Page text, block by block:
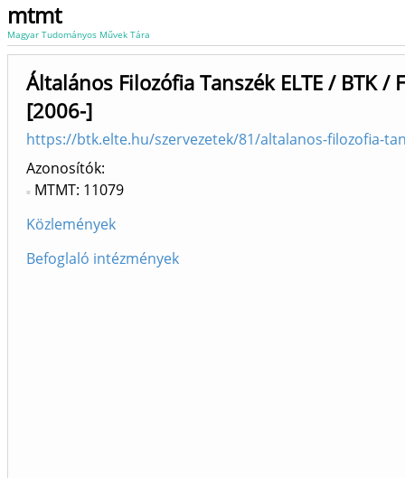
mtmt
Magyar Tudományos Művek Tára
Általános Filozófia Tanszék ELTE / BTK /
[2006-]
https://btk.elte.hu/szervezetek/81/altalanos-filozofia-
Azonosítók
MTMT: 11079
Közlemények
Befoglaló intézmények